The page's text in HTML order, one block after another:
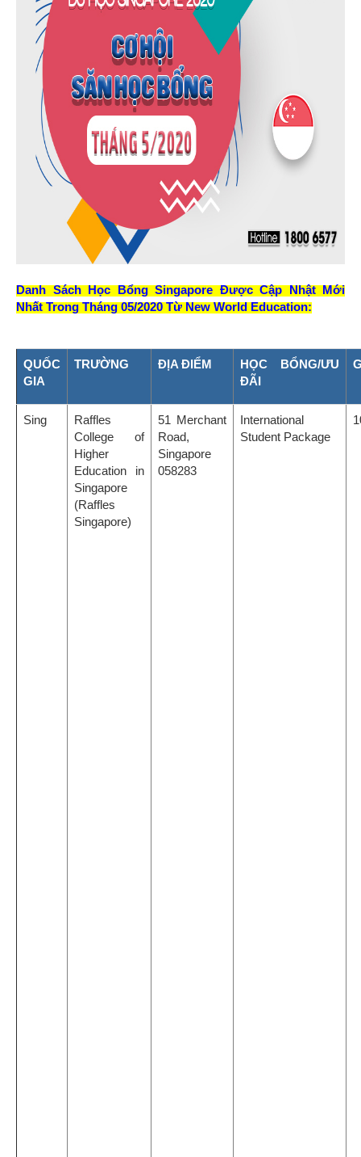
Danh Sách Học Bổng Singapore Được Cập Nhật Mới
Nhất Trong Tháng 05/2020 Từ New World Education:
QUỐC
GIA
TRƯỜNG ĐỊA ĐIỂM
HỌC BỔNG/ƯU
ĐÃI
Sing
Raffles
College of
Higher
Education in
Singapore
(Raffles
Singapore)
51 Merchant
Road,
Singapore
058283
International
Student Package